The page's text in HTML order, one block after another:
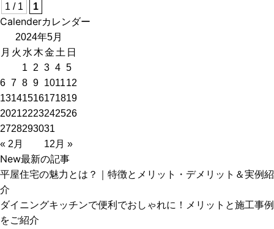
イベント情報
お問い合わせ
プライバシーポリシー
カスタマーハラスメントポリシー
1 / 1
1
Calenderカレンダー
2024年5月
月 火 水 木金 土 日
« 2月 12月 »
1 2 3 4 5
6 7 8 9 101112
13141516171819
20212223242526
2728293031
New最新の記事
平屋住宅の魅力とは？｜特徴とメリット・デメリット＆実例紹
介
ダイニングキッチンで便利でおしゃれに！メリットと施工事例
をご紹介